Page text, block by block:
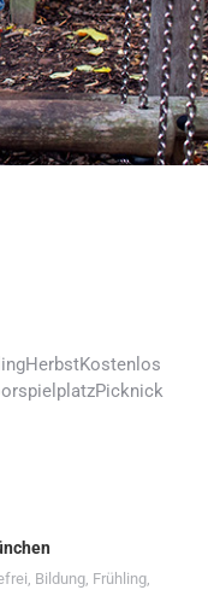
HerbstKostenlos
Picknick
, Bildung, Frühling,